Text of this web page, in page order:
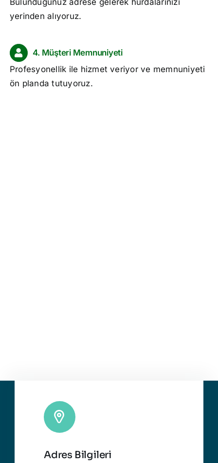
Bulunduğunuz adrese gelerek hurdalarınızı
yerinden alıyoruz.
4. Müşteri Memnuniyeti
Profesyonellik ile hizmet veriyor ve memnuniyeti
ön planda tutuyoruz.
Adres Bilgileri